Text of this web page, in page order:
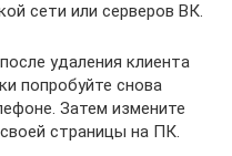
сети или серверов ВК.
удаления клиента
попробуйте снова
Затем измените
страницы на ПК.